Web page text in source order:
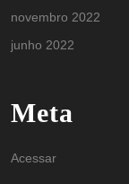
novembro 2022
junho 2022
Meta
Acessar